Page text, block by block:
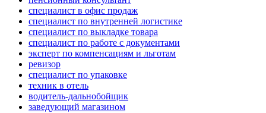
специалист в офис продаж
специалист по внутренней логистике
специалист по выкладке товара
специалист по работе с документами
эксперт по компенсациям и льготам
ревизор
специалист по упаковке
техник в отель
водитель-дальнобойщик
заведующий магазином